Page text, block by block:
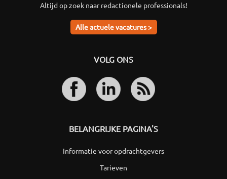
Altijd op zoek naar redactionele professionals!
Alle actuele vacatures >
VOLG ONS
BELANGRIJKE PAGINA'S
Informatie voor opdrachtgevers
Tarieven